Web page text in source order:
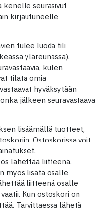
kenelle seurasivut
kirjautuneelle
tulee luoda tili
yläreunassa).
kuten
tilata omia
hyväksytään
jälkeen seuravastaava
lisäämällä tuotteet,
Ostoskorissa voit
lähettää liitteenä.
myös lisätä osalle
liitteenä osalle
Kun ostoskori on
Tarvittaessa lähetä